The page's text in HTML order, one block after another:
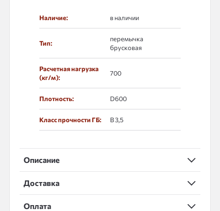
Наличие: в наличии
Тип:
перемычка
брусковая
Расчетная нагрузка
(кг/м):
700
Плотность: D600
Класс прочности ГБ: В 3,5
Описание
Доставка
Оплата